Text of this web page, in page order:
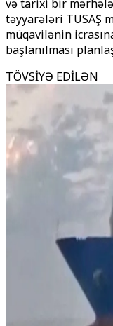
və tarixi bir
təyyarələri TUSAŞ
müqavilənin
başlanılması
TÖVSİYƏ EDİLƏN